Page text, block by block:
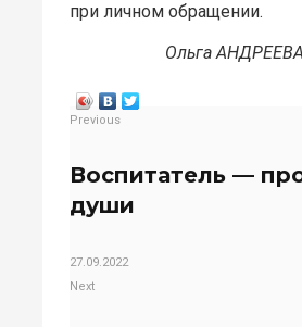
при личном обращении.
Ольга АНДРЕЕВА
Previous
Воспитатель —
души
27.09.2022
Next